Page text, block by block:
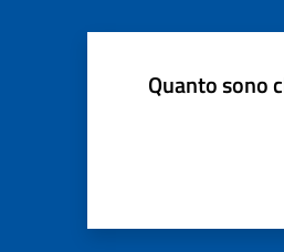
Quanto sono